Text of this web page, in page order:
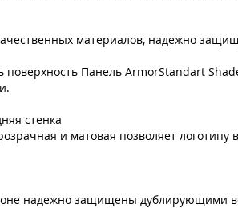
материалов, надежно
Панель ArmorStandart
стенка
и матовая позволяет
надежно защищены дублирующими